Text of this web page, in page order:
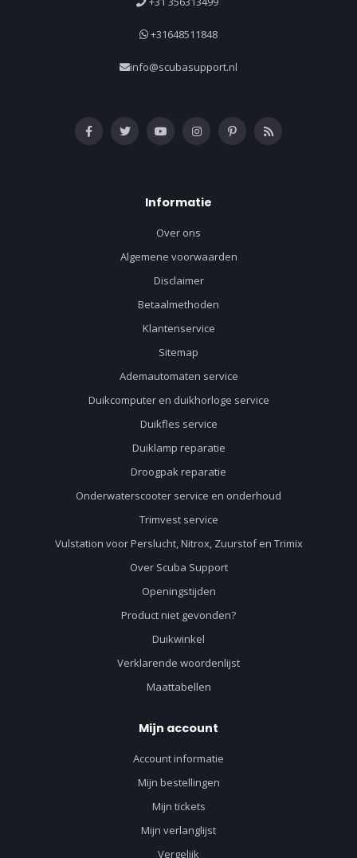
+31648511848
info@scubasupport.nl
Informatie
Over ons
Algemene voorwaarden
Disclaimer
Betaalmethoden
Klantenservice
Sitemap
Ademautomaten service
Duikcomputer en duikhorloge service
Duikfles service
Duiklamp reparatie
Droogpak reparatie
Onderwaterscooter service en onderhoud
Trimvest service
Vulstation voor Perslucht, Nitrox, Zuurstof en Trimix
Over Scuba Support
Openingstijden
Product niet gevonden?
Duikwinkel
Verklarende woordenlijst
Maattabellen
Mijn account
Account informatie
Mijn bestellingen
Mijn tickets
Mijn verlanglijst
Vergelijk